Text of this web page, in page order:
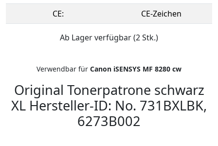
CE:
CE-Zeichen
Ab Lager verfügbar (2 Stk.)
Verwendbar für Canon iSENSYS MF 8280 cw
Original Tonerpatrone schwarz
XL Hersteller-ID: No. 731BXLBK,
6273B002